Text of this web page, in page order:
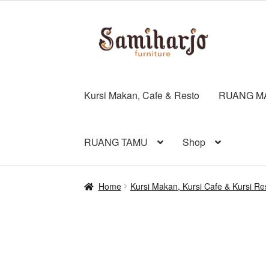
Skip
Skip
Kursi Makan, Cafe & Resto RUANG
RUANG TAMU Shop
Home Kursi Makan, Kursi Cafe & Kursi